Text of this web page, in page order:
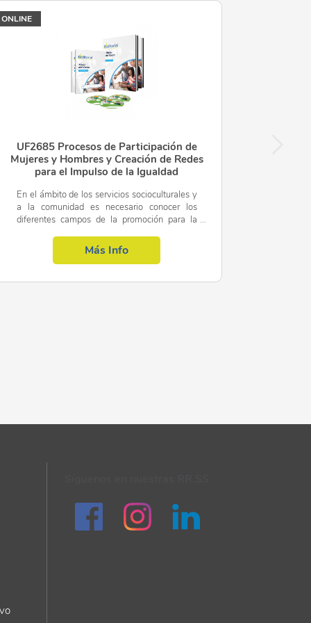
de la salud de las mujeres del Ministerio de
y sexualidad, la educación, el ocio, el deporte, la
y familiar y la gestión de tiempos con perspectiva de
Y SENSIBILIZACIÓN SOBRE EL TRABAJO
del tiempo de mujeres y hombres.
cotidiana de las personas.
DE SALUD Y SEXUALIDAD, EDUCACIÓN, OCIO,
ONLINE
UF2685 Procesos de Participación de
Mujeres y Hombres y Creación de Redes
para el Impulso de la Igualdad
En el ámbito de los servicios socioculturales y
a la comunidad es necesario conocer los
diferentes campos de la promoción para la
dentro del área profesional...
Más Info